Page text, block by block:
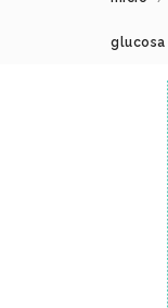
glucosa